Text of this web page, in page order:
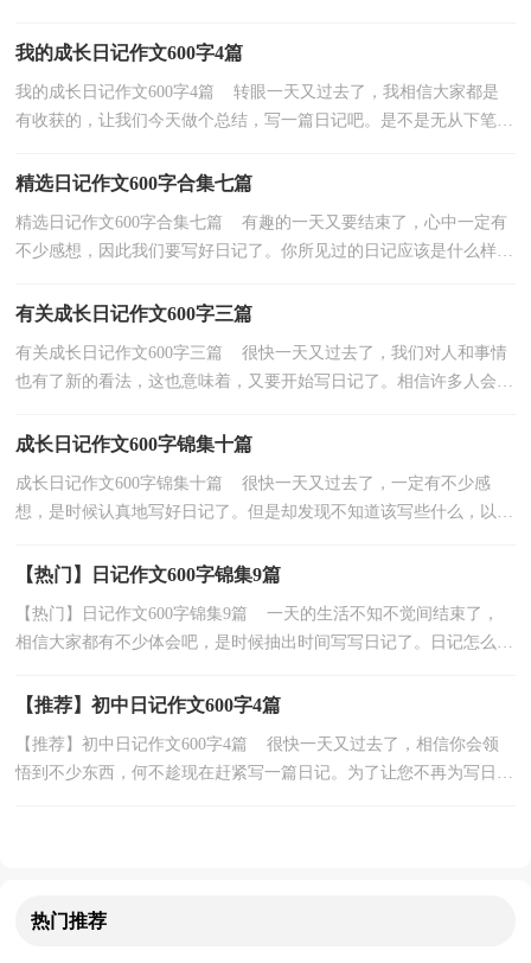
我的成长日记作文600字4篇
我的成长日记作文600字4篇 转眼一天又过去了，我相信大家都是
有收获的，让我们今天做个总结，写一篇日记吧。是不是无从下笔、
精选日记作文600字合集七篇
精选日记作文600字合集七篇 有趣的一天又要结束了，心中一定有
不少感想，因此我们要写好日记了。你所见过的日记应该是什么样
有关成长日记作文600字三篇
有关成长日记作文600字三篇 很快一天又过去了，我们对人和事情
也有了新的看法，这也意味着，又要开始写日记了。相信许多人会觉
成长日记作文600字锦集十篇
成长日记作文600字锦集十篇 很快一天又过去了，一定有不少感
想，是时候认真地写好日记了。但是却发现不知道该写些什么，以下
【热门】日记作文600字锦集9篇
【热门】日记作文600字锦集9篇 一天的生活不知不觉间结束了，
相信大家都有不少体会吧，是时候抽出时间写写日记了。日记怎么写
【推荐】初中日记作文600字4篇
【推荐】初中日记作文600字4篇 很快一天又过去了，相信你会领
悟到不少东西，何不趁现在赶紧写一篇日记。为了让您不再为写日记
热门推荐